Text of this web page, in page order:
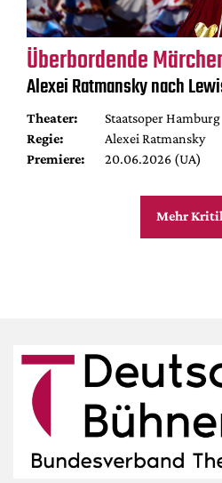
Überbordende
Alexei Ratmansky nach
Theater:
Staatsoper Hamburg
Regie:
Alexei Ratmansky
Premiere:
20.06.2026 (UA)
Mehr